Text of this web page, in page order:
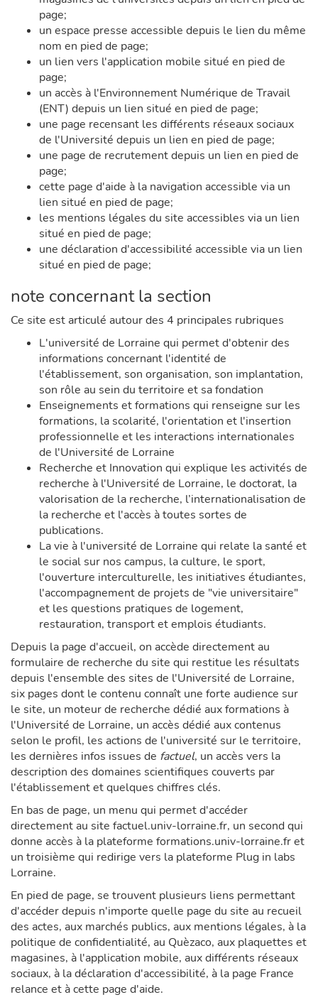
page;
un espace presse accessible depuis le lien du même
nom en pied de page;
un lien vers l'application mobile situé en pied de
page;
un accès à l'Environnement Numérique de Travail
(ENT) depuis un lien situé en pied de page;
une page recensant les différents réseaux sociaux
de l'Université depuis un lien en pied de page;
une page de recrutement depuis un lien en pied de
page;
cette page d'aide à la navigation accessible via un
lien situé en pied de page;
les mentions légales du site accessibles via un lien
situé en pied de page;
une déclaration d'accessibilité accessible via un lien
situé en pied de page;
note concernant la section
Ce site est articulé autour des 4 principales rubriques
L'université de Lorraine qui permet d'obtenir des
informations concernant l'identité de
l'établissement, son organisation, son implantation,
son rôle au sein du territoire et sa fondation
Enseignements et formations qui renseigne sur les
formations, la scolarité, l'orientation et l'insertion
professionnelle et les interactions internationales
de l'Université de Lorraine
Recherche et Innovation qui explique les activités de
recherche à l'Université de Lorraine, le doctorat, la
valorisation de la recherche, l’internationalisation de
la recherche et l'accès à toutes sortes de
publications.
La vie à l'université de Lorraine qui relate la santé et
le social sur nos campus, la culture, le sport,
l'ouverture interculturelle, les initiatives étudiantes,
l'accompagnement de projets de "vie universitaire"
et les questions pratiques de logement,
restauration, transport et emplois étudiants.
Depuis la page d'accueil, on accède directement au
formulaire de recherche du site qui restitue les résultats
depuis l'ensemble des sites de l'Université de Lorraine,
six pages dont le contenu connaît une forte audience sur
le site, un moteur de recherche dédié aux formations à
l'Université de Lorraine, un accès dédié aux contenus
selon le profil, les actions de l'université sur le territoire,
les dernières infos issues de factuel, un accès vers la
description des domaines scientifiques couverts par
l'établissement et quelques chiffres clés.
En bas de page, un menu qui permet d'accéder
directement au site factuel.univ-lorraine.fr, un second qui
donne accès à la plateforme formations.univ-lorraine.fr et
un troisième qui redirige vers la plateforme Plug in labs
Lorraine.
En pied de page, se trouvent plusieurs liens permettant
d'accéder depuis n'importe quelle page du site au recueil
des actes, aux marchés publics, aux mentions légales, à la
politique de confidentialité, au Quèzaco, aux plaquettes et
magasines, à l'application mobile, aux différents réseaux
sociaux, à la déclaration d'accessibilité, à la page France
relance et à cette page d'aide.